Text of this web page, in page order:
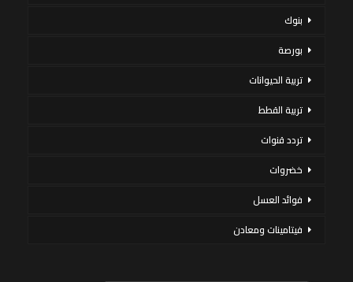
بنوك
بورصة
تربية الحيوانات
تربية القطط
تردد قنوات
خضروات
فوائد العسل
فيتامينات ومعادن